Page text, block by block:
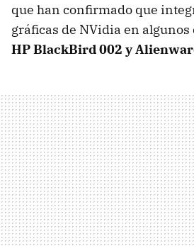
que han confirmado que
gráficas de NVidia en algunos
HP BlackBird 002 y